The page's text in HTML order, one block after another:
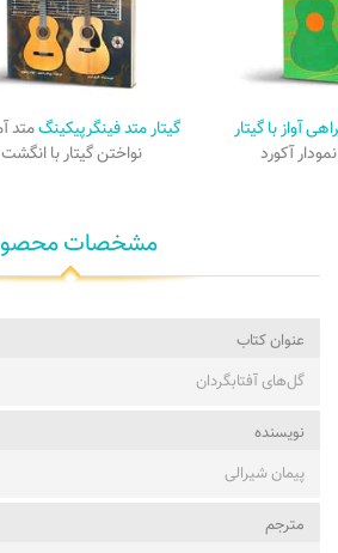
آواز با گیتار
آکورد
گیتار متد فینگرپیکینگمتد
نواختن گیتار با انگشت
مشخصات
عنوان کتاب
گل‌های آفتابگردان
نویسنده
پیمان شیرالی
مترجم